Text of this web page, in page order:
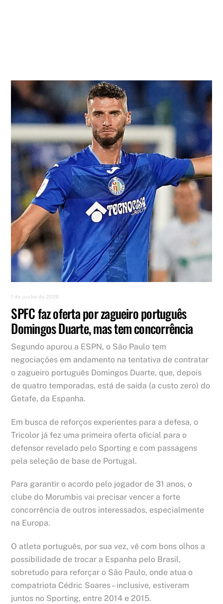
1 de junho de 2026
SPFC faz oferta por zagueiro português
Domingos Duarte, mas tem concorrência
Segundo apurou a ESPN, o São Paulo tem
negociações em andamento na tentativa de contratar
o zagueiro português Domingos Duarte, que, depois
de quatro temporadas, está de saída (a custo zero) do
Getafe, da Espanha.
Em busca de reforços experientes para a defesa, o
Tricolor já fez uma primeira oferta oficial para o
defensor revelado pelo Sporting e com passagens
pela seleção de base de Portugal.
Para garantir o acordo pelo jogador de 31 anos, o
clube do Morumbis vai precisar vencer a forte
concorrência de outros interessados, especialmente
na Europa.
O atleta português, por sua vez, vê com bons olhos a
possibilidade de trocar a Espanha pelo Brasil,
sobretudo para reforçar o São Paulo, onde atua o
compatriota Cédric Soares – inclusive, estiveram
juntos no Sporting, entre 2014 e 2015.